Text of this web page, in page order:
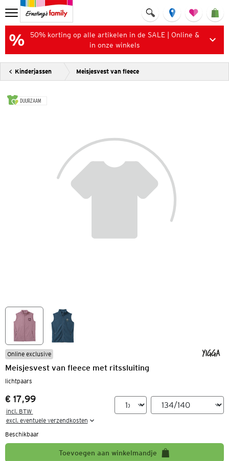
50% korting op alle artikelen in de SALE | Online &
in onze winkels
Kinderjassen Meisjesvest van fleece
DUURZAAM
Online exclusive
Meisjesvest van fleece met ritssluiting
lichtpaars
Prijs:
€ 17,99
incl. BTW
excl. eventuele verzendkosten
Beschikbaar
Toevoegen aan winkelmandje